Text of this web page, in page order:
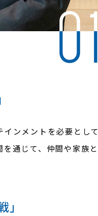
ンメントを必要として
通じて、仲間や家族と